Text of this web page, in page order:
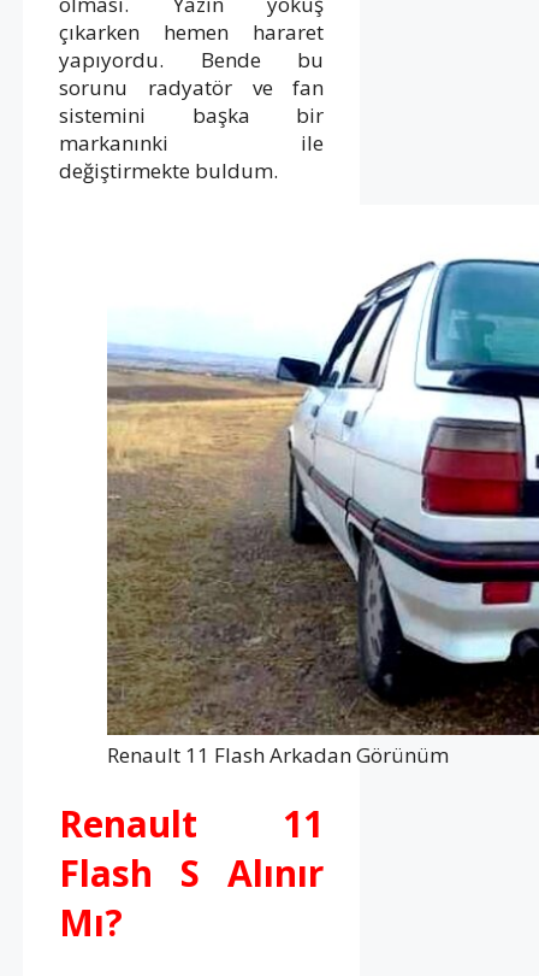
çıkarken hemen hararet
yapıyordu. Bende bu
sorunu radyatör ve fan
sistemini başka bir
markanınki ile
değiştirmekte buldum.
Renault 11 Flash Arkadan Görünüm
Renault 11
Flash S Alınır
Mı?